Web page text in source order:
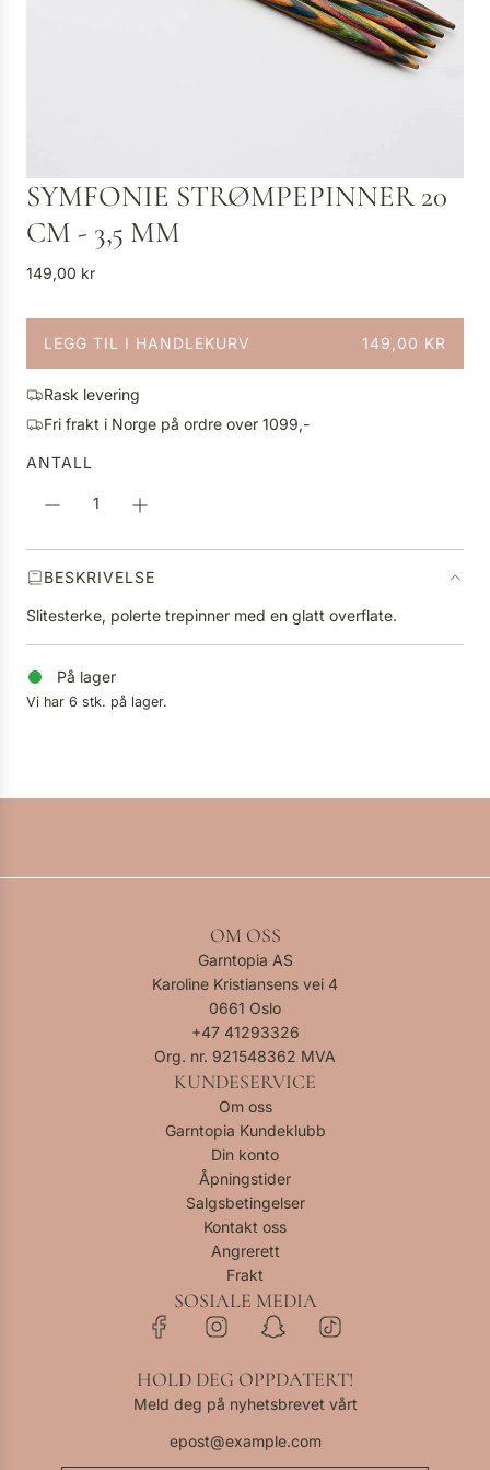
SYMFONIE STRØMPEPINNER 20
CM - 3,5 MM
V
n
i
g
p
i
149,00 kr
LEGG TIL I HANDLEKURV 149,00 KR
L
S
T
R
.
Rask levering
Fri frakt i Norge på ordre over 1099,-
ANTALL
BESKRIVELSE
Slitesterke, polerte trepinner med en glatt overflate.
På lager
Vi har 6 stk. på lager.
OM OSS
Garntopia AS
Karoline Kristiansens vei 4
0661 Oslo
+47 41293326
Org. nr. 921548362 MVA
KUNDESERVICE
Om oss
Garntopia Kundeklubb
Din konto
Åpningstider
Salgsbetingelser
Kontakt oss
Angrerett
Frakt
SOSIALE MEDIA
HOLD DEG OPPDATERT!
Meld deg på nyhetsbrevet vårt